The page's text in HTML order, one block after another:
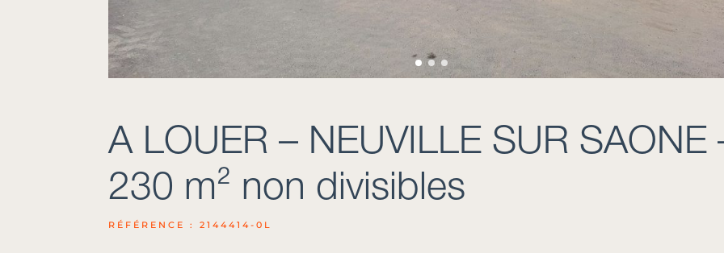
A LOUER – NEUVILLE SUR SAONE
230 m² non divisibles
RÉFÉRENCE : 2144414-0L